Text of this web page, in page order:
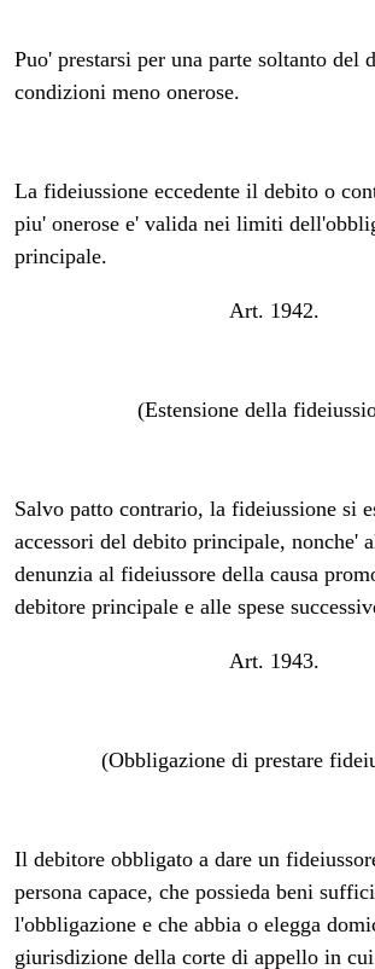
Puo' prestarsi per una parte soltanto del
condizioni meno onerose.
La fideiussione eccedente il debito o
piu' onerose e' valida nei limiti
principale.
Art. 1942.
(Estensione della
Salvo patto contrario, la fideiussione si
accessori del debito principale, nonche'
denunzia al fideiussore della causa
debitore principale e alle spese
Art. 1943.
(Obbligazione di prestare
Il debitore obbligato a dare un
persona capace, che possieda beni
l'obbligazione e che abbia o elegga
giurisdizione della corte di appello in